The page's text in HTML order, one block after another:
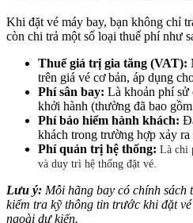
Khi đặt vé máy bay, bạn không chỉ
còn chi trả một số loại thuế phí như
Thuế giá trị gia tăng (VAT):
trên giá vé cơ bản, áp dụng
Phí sân bay: Là khoản phí sử
khởi hành (thường đã bao
Phí bảo hiểm hành khách:
khách trong trường hợp xảy ra
Phí quản trị hệ thống: Là chi
và duy trì hệ thống đặt vé.
Lưu ý: Mỗi hãng bay có chính sách
kiểm tra kỹ thông tin trước khi đặt
ngoài dự kiến.